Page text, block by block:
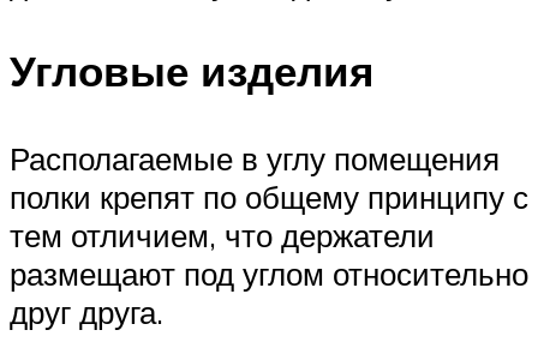
Угловые изделия
Располагаемые в углу помещения
полки крепят по общему принципу с
тем отличием, что держатели
размещают под углом относительно
друг друга.